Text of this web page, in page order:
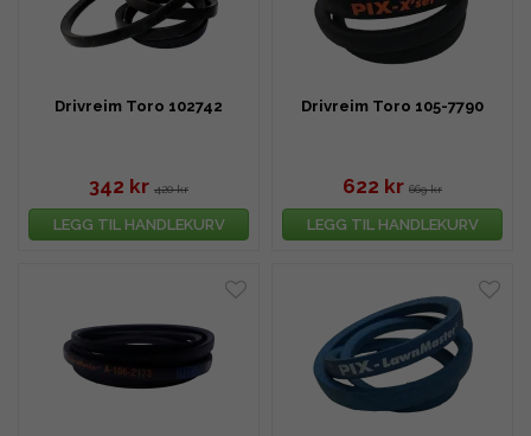
Drivreim Toro 102742
342 kr 420 kr
LEGG TIL HANDLEKURV
Drivreim Toro 105-7790
622 kr 669 kr
LEGG TIL HANDLEKURV